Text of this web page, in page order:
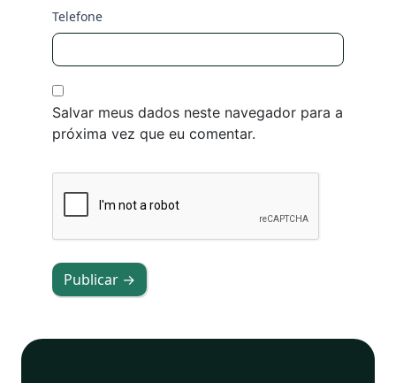
Telefone
Salvar meus dados neste navegador para a
próxima vez que eu comentar.
Publicar →